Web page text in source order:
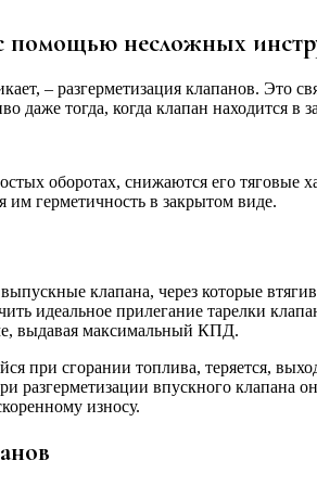
помощью несложных
– разгерметизация клапанов. Это
даже тогда, когда клапан
оборотах, снижаются его
им герметичность в закрытом виде.
клапана, через которые
идеальное прилегание тарелки
выдавая максимальный КПД.
при сгорании топлива, теряется,
разгерметизации впускного
износу.